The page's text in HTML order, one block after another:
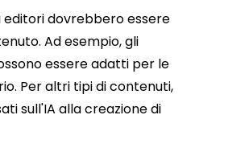
editori dovrebbero essere
Ad esempio, gli
essere adatti per le
Per altri tipi di contenuti,
sull'IA alla creazione di